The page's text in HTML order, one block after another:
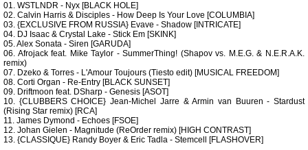
01. WSTLNDR - Nyx [BLACK HOLE]
02. Calvin Harris & Disciples - How Deep Is Your Love [COLUMBIA]
03. {EXCLUSIVE FROM RUSSIA} Evave - Shadow [INTRICATE]
04. DJ Isaac & Crystal Lake - Stick Em [SKINK]
05. Alex Sonata - Siren [GARUDA]
06. Afrojack feat. Mike Taylor - SummerThing! (Shapov vs. M.E.G. & N.E.R.A.K.
remix)
07. Dzeko & Torres - L'Amour Toujours (Tiesto edit) [MUSICAL FREEDOM]
08. Corti Organ - Re-Entry [BLACK SUNSET]
09. Driftmoon feat. DSharp - Genesis [ASOT]
10. {CLUBBERS CHOICE} Jean-Michel Jarre & Armin van Buuren - Stardust
(Rising Star remix) [RCA]
11. James Dymond - Echoes [FSOE]
12. Johan Gielen - Magnitude (ReOrder remix) [HIGH CONTRAST]
13. {CLASSIQUE} Randy Boyer & Eric Tadla - Stemcell [FLASHOVER]